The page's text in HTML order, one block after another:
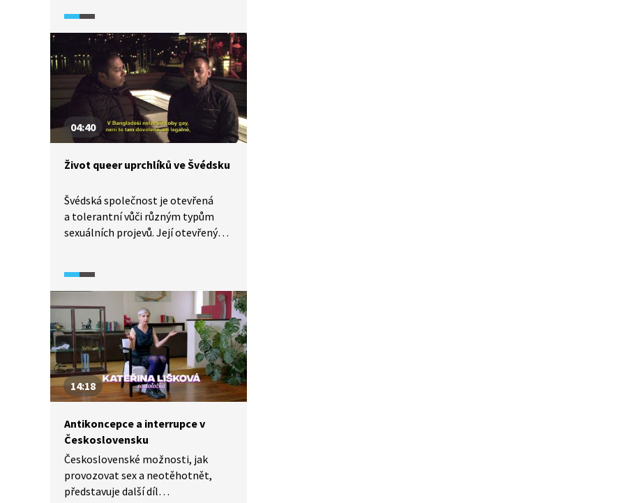
v Domově sociálních služeb
ve Slatiňanech mluví o způsobu
řešení antikoncepce a o sexuální
výchově a partnerském životě lidí
s mentálním postižením. Jak
vnímají sami sebe a druhé a jak
prožívají partnerský život, si
vyslechneme i z diskuze klientů
04:40
Život queer uprchlíků ve Švédsku
Švédská společnost je otevřená
a tolerantní vůči různým typům
sexuálních projevů. Její otevřený
Mohu ve Švédsku zůstat, když jsem
LGBTQ? To je otázka, kterou si
pokládají mnozí uprchlíci, kteří
ve Švédsku žádají o azyl.
Na přistěhovalectví je nejtěžší
začlenění do společnosti a získání
zaměstnání, zvláště pokud jste
členem sexuální menšiny. (Video
14:18
Antikoncepce a interrupce v
Československu
Československé možnosti, jak
provozovat sex a neotěhotnět,
představuje další díl